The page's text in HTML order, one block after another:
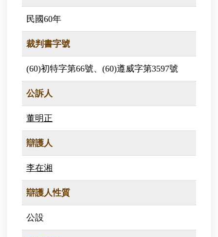
民國60年
裁判書字號
(60)初特字第66號、(60)遵威字第3597號
公訴人
董明正
辯護人
李在湘
辯護人性質
公設